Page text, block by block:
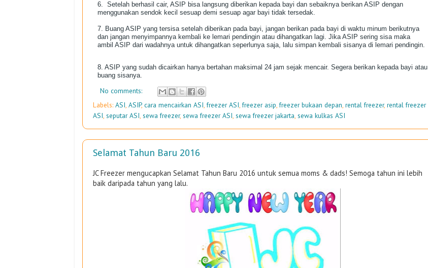
6. Setelah berhasil cair, ASIP bisa langsung diberikan kepada bayi dan sebaiknya berikan ASIP dengan
menggunakan sendok kecil sesuap demi sesuap agar bayi tidak tersedak.
7. Buang ASIP yang tersisa setelah diberikan pada bayi, jangan berikan pada bayi di waktu minum berikutnya
dan jangan menyimpannya kembali ke lemari pendingin atau dihangatkan lagi. Jika ASIP sering sisa maka
ambil ASIP dari wadahnya untuk dihangatkan seperlunya saja, lalu simpan kembali sisanya di lemari pendingin.
8. ASIP yang sudah dicairkan hanya bertahan maksimal 24 jam sejak mencair. Segera berikan kepada bayi atau
buang sisanya.
No comments:
Labels: ASI, ASIP, cara mencairkan ASI,freezer ASI,freezer asip,freezer bukaan depan, rental freezer, rental freezer
ASI, seputar ASI, sewa freezer, sewa freezer ASI, sewa freezer jakarta, sewa kulkas ASI
Selamat Tahun Baru 2016
JC Freezer mengucapkan Selamat Tahun Baru 2016 untuk semua moms & dads! Semoga tahun ini lebih
baik daripada tahun yang lalu.